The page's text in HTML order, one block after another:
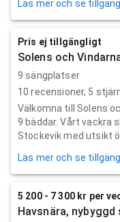
Läs mer och se
Pris ej tillgängligt
Solens och
9 sängplatser
10 recensioner, 5
Välkomna till Solens
9 bäddar. Vårt vackra
Stockevik med utsikt
Läs mer och se
5 200 - 7 300 kr per
Havsnära,